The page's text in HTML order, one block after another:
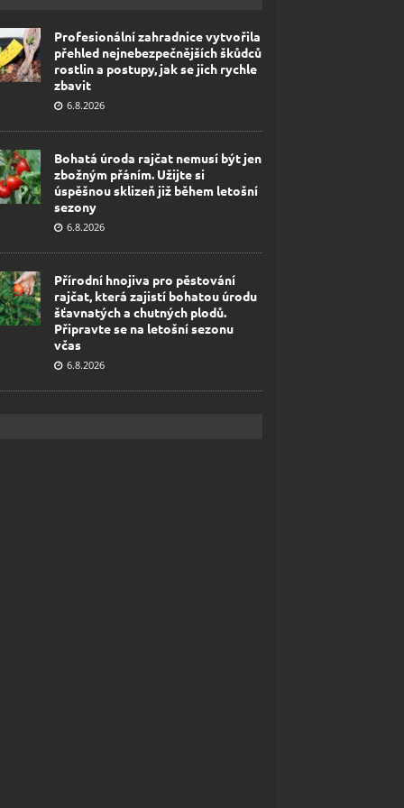
Profesionální zahradnice vytvořila
přehled nejnebezpečnějších škůdců
rostlin a postupy, jak se jich rychle
zbavit
6.8.2026
Bohatá úroda rajčat nemusí být jen
zbožným přáním. Užijte si
úspěšnou sklizeň již během letošní
sezony
6.8.2026
Přírodní hnojiva pro pěstování
rajčat, která zajistí bohatou úrodu
šťavnatých a chutných plodů.
Připravte se na letošní sezonu
včas
6.8.2026